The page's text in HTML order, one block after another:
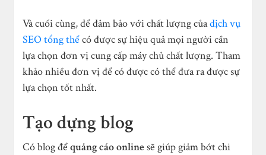
Và cuối cùng, để đảm bảo với chất lượng củadịch vụ
SEO tổng thểcó được sự hiệu quả mọi người cần
lựa chọn đơn vị cung cấp máy chủ chất lượng. Tham
khảo nhiều đơn vị để có được có thể đưa ra được sự
lựa chọn tốt nhất.
Tạo dựng blog
Có blog đểquảng cáo onlinesẽ giúp giảm bớt chi